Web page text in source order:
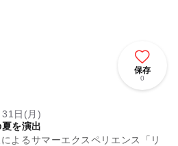
保存
0
日(月)
を演出
よるサマーエクスペリエンス「リ